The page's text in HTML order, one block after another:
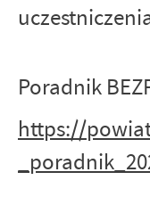
Poradnik
https://